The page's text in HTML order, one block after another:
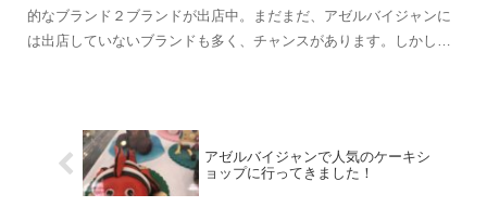
的なブランド２ブランドが出店中。まだまだ、アゼルバイジャンに
は出店していないブランドも多く、チャンスがあります。しかし、
アゼルバイジャンで人気のケーキシ
ョップに行ってきました！